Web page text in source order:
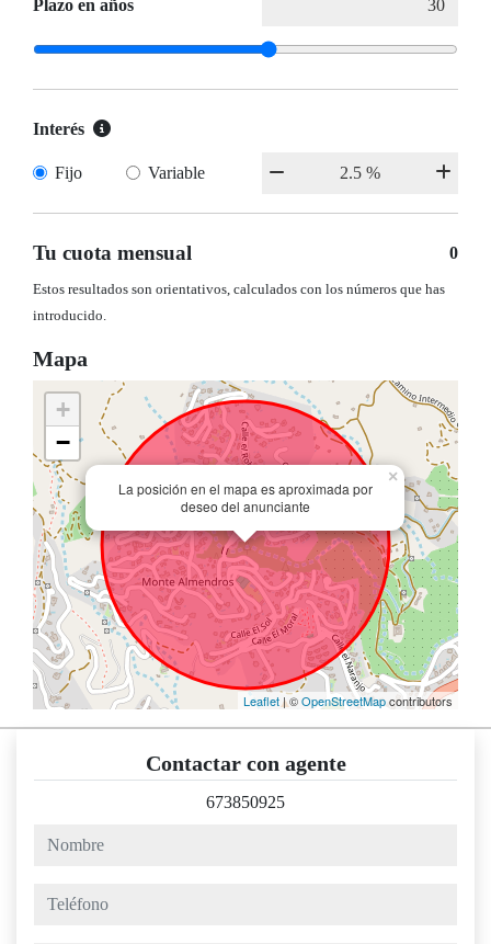
Plazo en años
Interés
Fijo Variable
Tu cuota mensual 0
Estos resultados son orientativos, calculados con los números que has
introducido.
Mapa
La posición en el mapa es aproximada por
deseo del anunciante
×
+
−
Leaflet| ©OpenStreetMapcontributors
Contactar con agente
673850925
nombre
teléfono